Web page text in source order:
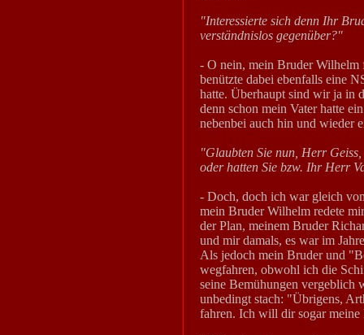
"Interessierte sich denn Ihr
verständnislos gegenüber?"
- O nein, mein Bruder Wilhelm
benützte dabei ebenfalls eine
hatte. Überhaupt sind wir ja in
denn schon mein Vater hatte
nebenbei auch hin und wieder
"Glaubten Sie nun, Herr
oder hatten Sie bzw. Ihr Herr
- Doch, doch ich war gleich
mein Bruder Wilhelm redete
der Plan, meinem Bruder
und mir damals, es war im
Als jedoch mein Bruder und
wegfahren, obwohl ich die
seine Bemühungen vergeblich
unbedingt stach: "Übrigens,
fahren. Ich will dir sogar